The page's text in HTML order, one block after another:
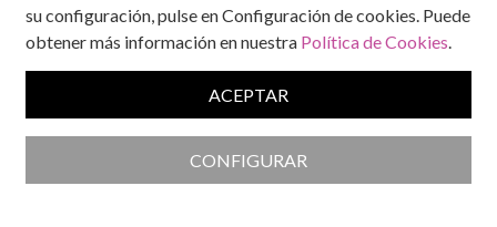
su configuración, pulse en Configuración de cookies. Puede
obtener más información en nuestra Política de Cookies.
ACEPTAR
CONFIGURAR
Año de nacimiento
Índice de masa corporal